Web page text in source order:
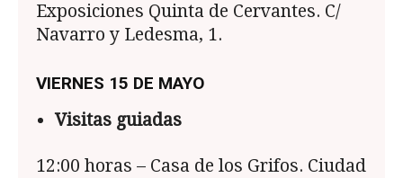
Exposiciones Quinta de Cervantes. C/
Navarro y Ledesma, 1.
VIERNES 15 DE MAYO
Visitas guiadas
12:00 horas – Casa de los Grifos. Ciudad